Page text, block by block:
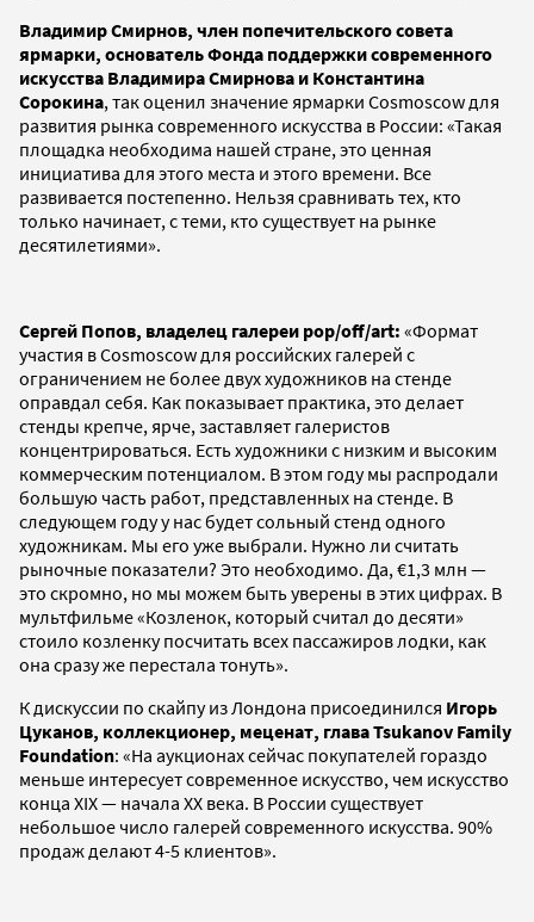
Владимир Смирнов, член попечительского совета
ярмарки, основатель Фонда поддержки современного
искусства Владимира Смирнова и Константина
Сорокина, так оценил значение ярмарки Cosmoscow для
развития рынка современного искусства в России: «Такая
площадка необходима нашей стране, это ценная
инициатива для этого места и этого времени. Все
развивается постепенно. Нельзя сравнивать тех, кто
только начинает, с теми, кто существует на рынке
десятилетиями».
Сергей Попов, владелец галереи pop/off/art: «Формат
участия в Cosmoscow для российских галерей с
ограничением не более двух художников на стенде
оправдал себя. Как показывает практика, это делает
стенды крепче, ярче, заставляет галеристов
концентрироваться. Есть художники с низким и высоким
коммерческим потенциалом. В этом году мы распродали
большую часть работ, представленных на стенде. В
следующем году у нас будет сольный стенд одного
художникам. Мы его уже выбрали. Нужно ли считать
рыночные показатели? Это необходимо. Да, €1,3 млн —
это скромно, но мы можем быть уверены в этих цифрах. В
мультфильме «Козленок, который считал до десяти»
стоило козленку посчитать всех пассажиров лодки, как
она сразу же перестала тонуть».
К дискуссии по cкайпу из Лондона присоединился Игорь
Цуканов, коллекционер, меценат, глава Tsukanov Family
Foundation: «На аукционах сейчас покупателей гораздо
меньше интересует современное искусство, чем искусство
конца XIX — начала XX века. В России существует
небольшое число галерей современного искусства. 90%
продаж делают 4-5 клиентов».